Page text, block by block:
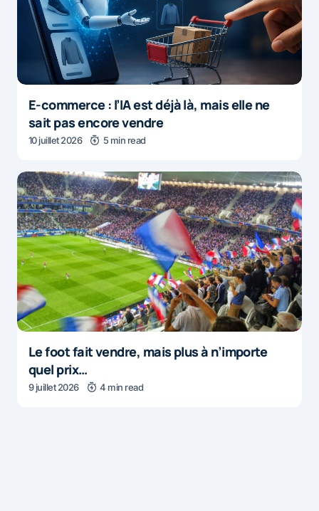
E-commerce : l’IA est déjà là, mais elle ne
sait pas encore vendre
10 juillet 2026 5 min read
Le foot fait vendre, mais plus à n’importe
quel prix…
9 juillet 2026 4 min read